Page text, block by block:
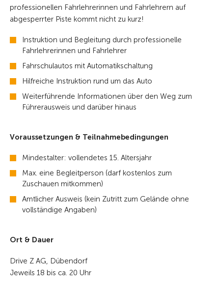
professionellen Fahrlehrerinnen und Fahrlehrern auf
abgesperrter Piste kommt nicht zu kurz!
Instruktion und Begleitung durch professionelle
Fahrlehrerinnen und Fahrlehrer
Fahrschulautos mit Automatikschaltung
Hilfreiche Instruktion rund um das Auto
Weiterführende Informationen über den Weg zum
Führerausweis und darüber hinaus
Voraussetzungen & Teilnahmebedingungen
Mindestalter: vollendetes 15. Altersjahr
Max. eine Begleitperson (darf kostenlos zum
Zuschauen mitkommen)
Amtlicher Ausweis (kein Zutritt zum Gelände ohne
vollständige Angaben)
Ort & Dauer
Drive Z AG, Dübendorf
Jeweils 18 bis ca. 20 Uhr